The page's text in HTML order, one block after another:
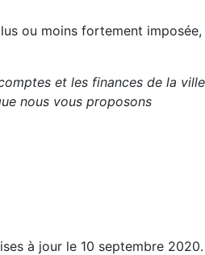
ou moins fortement imposée,
et les finances de la ville
nous vous proposons
à jour le 10 septembre 2020.